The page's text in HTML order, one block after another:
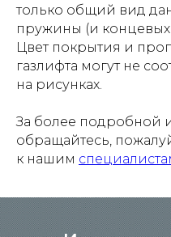
только общий вид
пружины (и концевых
Цвет покрытия и
газлифта могут не
на рисунках.
За более подробной
обращайтесь,
к нашим